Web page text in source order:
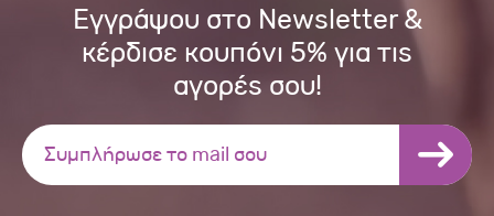
Εγγράψου στο Newsletter &
κέρδισε κουπόνι 5% για τις
αγορές σου!